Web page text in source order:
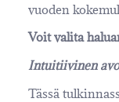
vuoden
Voit valita
Intuitiivinen
Tässä